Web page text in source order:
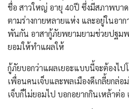
ชื่อ สาวใหญ่ อายุ 40ปี ซึ่งมีสภาพบา
ตามร่างกายหลายแห่ง และอยู่ในอา
พันกัน อาสากู้ภัยพยามยามช่วยปฐม
ยอมให้ทำแผลให้
กู้ภัยบอกว่าแผลเยอะแบบนี้จะต้องไป
เพื่อนคนเจ็บและพลเมืองดีเกลี้ยกล่
เจ็บก็ไม่ยอมไป บอกอยากกินเหล้าต่